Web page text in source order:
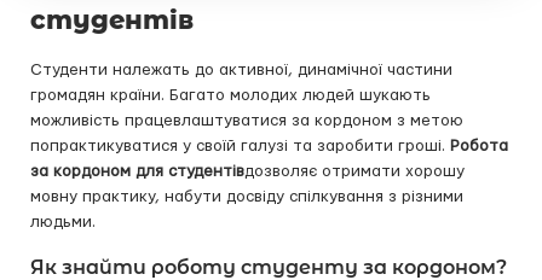
студентів
Студенти належать до активної, динамічної частини
громадян країни. Багато молодих людей шукають
можливість працевлаштуватися за кордоном з метою
попрактикуватися у своїй галузі та заробити гроші. Робота
за кордоном для студентівдозволяє отримати хорошу
мовну практику, набути досвіду спілкування з різними
людьми.
Як знайти роботу студенту за кордоном?